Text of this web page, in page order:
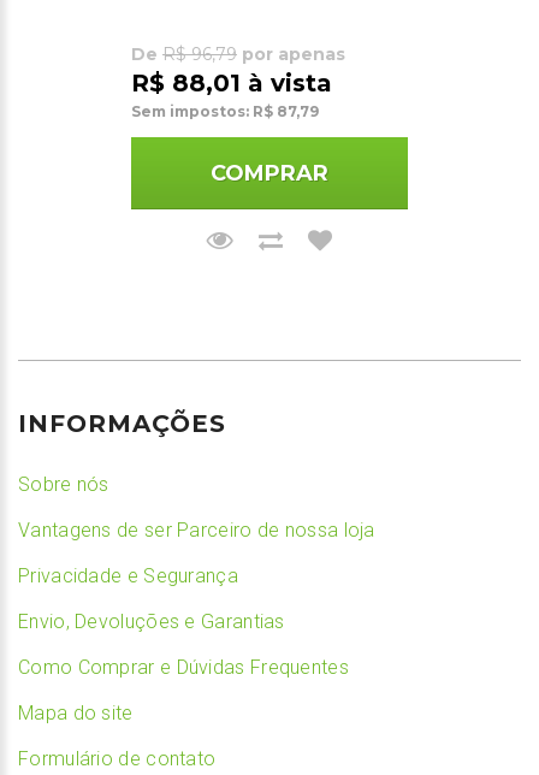
De R$ 96,79 por apenas
R$ 88,01 à vista
Sem impostos: R$ 87,79
COMPRAR
INFORMAÇÕES
Sobre nós
Vantagens de ser Parceiro de nossa loja
Privacidade e Segurança
Envio, Devoluções e Garantias
Como Comprar e Dúvidas Frequentes
Mapa do site
Formulário de contato